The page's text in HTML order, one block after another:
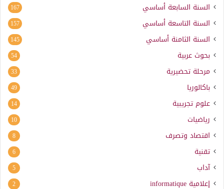
السنة السابعة أساسي 167
السنة التاسعة أساسي 157
السنة الثامنة أساسي 145
بحوث عربية 54
مرحلة تحضيرية 33
باكالوريا 49
علوم تجريبية 14
رياضيات 10
اقتصاد وتصرف 8
تقنية 6
آداب 5
إعلامية informatique
2